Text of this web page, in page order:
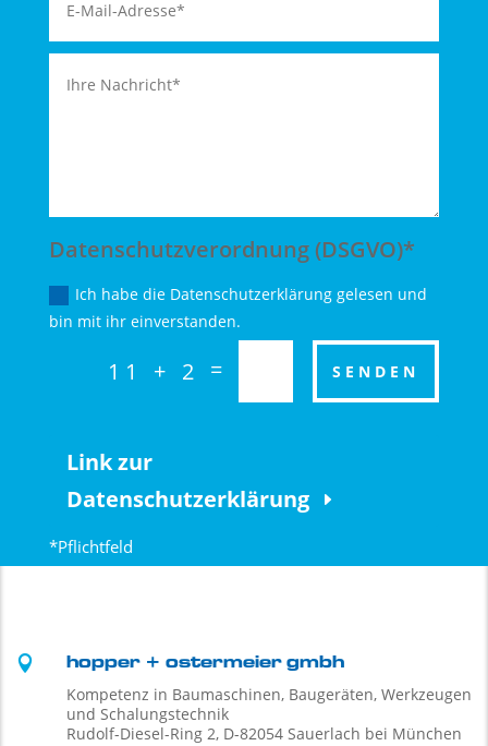
Datenschutzverordnung (DSGVO)*
Ich habe die Datenschutzerklärung gelesen und
bin mit ihr einverstanden.
11 + 2 = SENDEN
Link zur
Datenschutzerklärung
*Pflichtfeld
 hopper + ostermeier gmbh
Kompetenz in Baumaschinen, Baugeräten, Werkzeugen
und Schalungstechnik
Rudolf-Diesel-Ring 2, D-82054 Sauerlach bei München